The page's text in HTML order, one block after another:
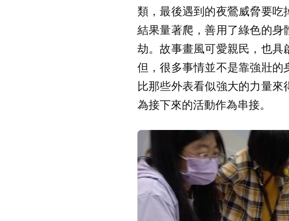
類，最後遇到的夜鶯威脅要吃
結果量著爬，善用了綠色的
劫。故事畫風可愛親民，也具
但，很多事情並不是靠強壯
比那些外表看似強大的力量
為接下來的活動作為串接。